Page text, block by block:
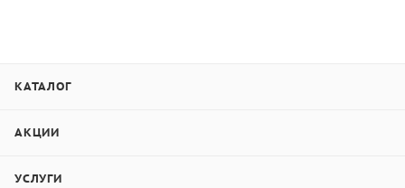
КАТАЛОГ
АКЦИИ
УСЛУГИ